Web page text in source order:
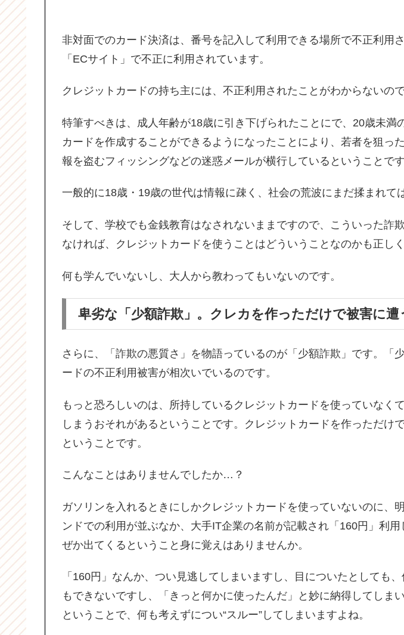
非対面でのカード決済は、番号を記入して利用できる場所で不正利用
「ECサイト」で不正に利用されています。
クレジットカードの持ち主には、不正利用されたことがわからないので
特筆すべきは、成人年齢が18歳に引き下げられたことにで、20歳未満
カードを作成することができるようになったことにより、若者を狙っ
報を盗むフィッシングなどの迷惑メールが横行しているということです
一般的に18歳・19歳の世代は情報に疎く、社会の荒波にまだ揉まれて
そして、学校でも金銭教育はなされないままですので、こういった詐
なければ、クレジットカードを使うことはどういうことなのかも正し
何も学んでいないし、大人から教わってもいないのです。
卑劣な「少額詐欺」。クレカを作っただけで被害に遭
さらに、「詐欺の悪質さ」を物語っているのが「少額詐欺」です。「
ードの不正利用被害が相次いでいるのです。
もっと恐ろしいのは、所持しているクレジットカードを使っていなく
しまうおそれがあるということです。クレジットカードを作っただけ
ということです。
こんなことはありませんでしたか…？
ガソリンを入れるときにしかクレジットカードを使っていないのに、
ンドでの利用が並ぶなか、大手IT企業の名前が記載され「160円」利
ぜか出てくるということ身に覚えはありませんか。
「160円」なんか、つい見逃してしまいますし、目についたとしても
もできないですし、「きっと何かに使ったんだ」と妙に納得してしま
ということで、何も考えずについ“スルー”してしまいますよね。